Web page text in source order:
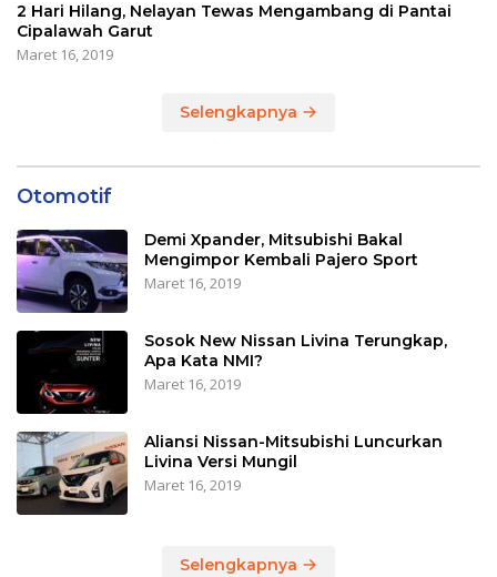
2 Hari Hilang, Nelayan Tewas Mengambang di Pantai
Cipalawah Garut
Maret 16, 2019
Selengkapnya
Otomotif
Demi Xpander, Mitsubishi Bakal
Mengimpor Kembali Pajero Sport
Maret 16, 2019
Sosok New Nissan Livina Terungkap,
Apa Kata NMI?
Maret 16, 2019
Aliansi Nissan-Mitsubishi Luncurkan
Livina Versi Mungil
Maret 16, 2019
Selengkapnya